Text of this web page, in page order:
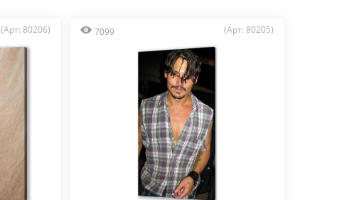
(Арт: 80206) 7099 (Арт: 80205)